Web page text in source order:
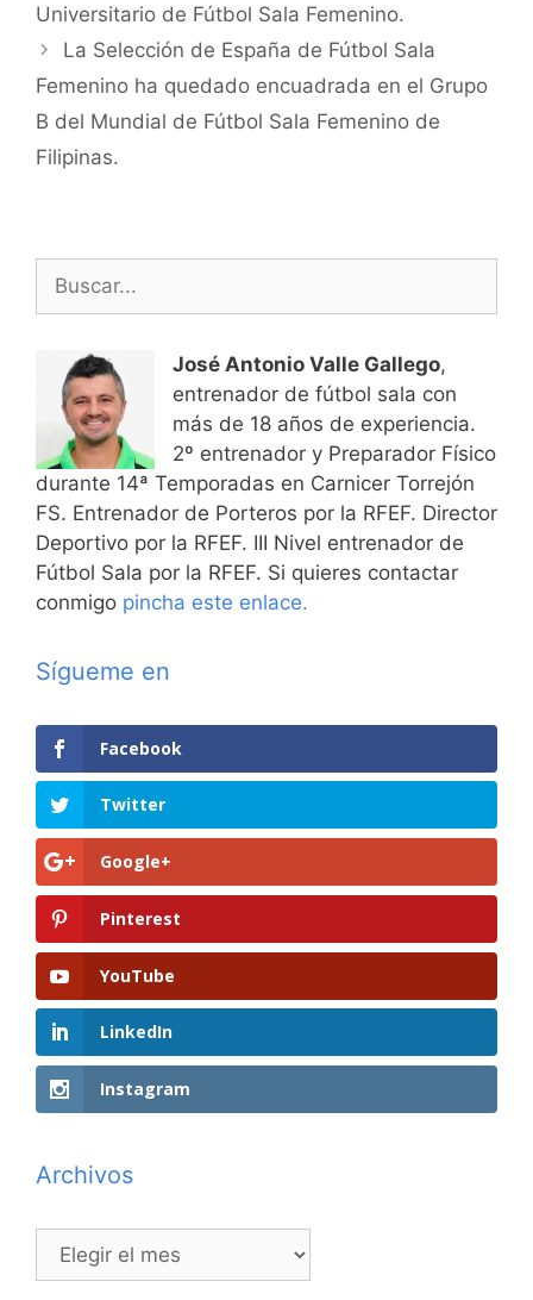
Universitario de Fútbol Sala Femenino.
La Selección de España de Fútbol Sala
Femenino ha quedado encuadrada en el Grupo
B del Mundial de Fútbol Sala Femenino de
Filipinas.
José Antonio Valle Gallego,
entrenador de fútbol sala con
más de 18 años de experiencia.
2º entrenador y Preparador Físico
durante 14ª Temporadas en Carnicer Torrejón
FS. Entrenador de Porteros por la RFEF. Director
Deportivo por la RFEF. III Nivel entrenador de
Fútbol Sala por la RFEF. Si quieres contactar
conmigo pincha este enlace.
Sígueme en
Facebook
Twitter
Google+
Pinterest
YouTube
LinkedIn
Instagram
Archivos
Archivos